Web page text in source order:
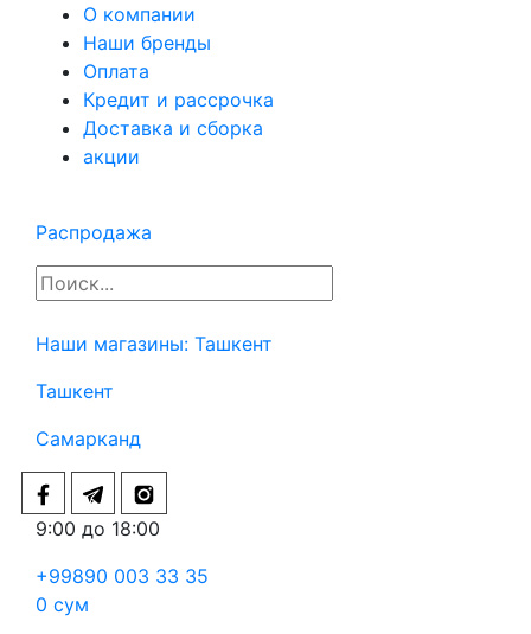
О компании
Наши бренды
Оплата
Кредит и рассрочка
Доставка и сборка
акции
Распродажа
Наши магазины: Ташкент
Ташкент
Самарканд
9:00 до 18:00
+99890 003 33 35
0 сум